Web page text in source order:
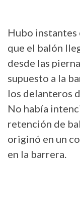
Hubo instantes
que el balón
desde las
supuesto a la
los delanteros
No había
retención de
originó en un
en la barrera.